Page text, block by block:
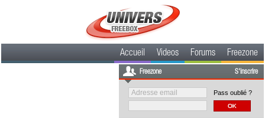
Accueil Videos Forums Freezone
Freezone S'inscrire
Pass oublié ?